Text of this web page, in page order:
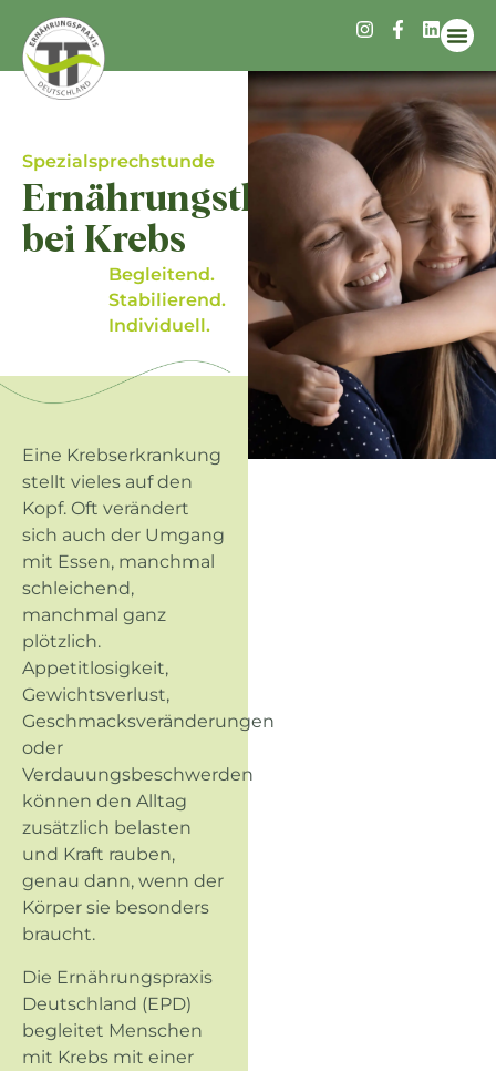
Spezialsprechstunde
Ernährungstherapie
bei Krebs
Begleitend.
Stabilierend.
Individuell.
Eine Krebserkrankung
stellt vieles auf den
Kopf. Oft verändert
sich auch der Umgang
mit Essen, manchmal
schleichend,
manchmal ganz
plötzlich.
Appetitlosigkeit,
Gewichtsverlust,
Geschmacksveränderungen
oder
Verdauungsbeschwerden
können den Alltag
zusätzlich belasten
und Kraft rauben,
genau dann, wenn der
Körper sie besonders
braucht.
Die Ernährungspraxis
Deutschland (EPD)
begleitet Menschen
mit Krebs mit einer